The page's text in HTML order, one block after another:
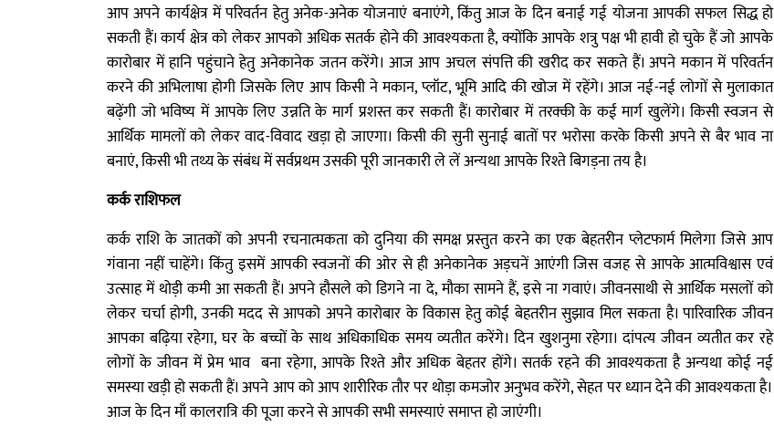
आप अपने कार्यक्षेत्र में परिवर्तन हेतु अनेक-अनेक योजनाएं बनाएंगे, किंतु आज के दिन बनाई गई योजना आपकी सफल सिद्ध हो
सकती हैं। कार्य क्षेत्र को लेकर आपको अधिक सतर्क होने की आवश्यकता है, क्योंकि आपके शत्रु पक्ष भी हावी हो चुके हैं जो आपके
कारोबार में हानि पहुंचाने हेतु अनेकानेक जतन करेंगे। आज आप अचल संपत्ति की खरीद कर सकते हैं। अपने मकान में परिवर्तन
करने की अभिलाषा होगी जिसके लिए आप किसी ने मकान, प्लॉट, भूमि आदि की खोज में रहेंगे। आज नई-नई लोगों से मुलाकात
बढ़ेंगी जो भविष्य में आपके लिए उन्नति के मार्ग प्रशस्त कर सकती हैं। कारोबार में तरक्की के कई मार्ग खुलेंगे। किसी स्वजन से
आर्थिक मामलों को लेकर वाद-विवाद खड़ा हो जाएगा। किसी की सुनी सुनाई बातों पर भरोसा करके किसी अपने से बैर भाव ना
बनाएं, किसी भी तथ्य के संबंध में सर्वप्रथम उसकी पूरी जानकारी ले लें अन्यथा आपके रिश्ते बिगड़ना तय है।
कर्क राशिफल
कर्क राशि के जातकों को अपनी रचनात्मकता को दुनिया की समक्ष प्रस्तुत करने का एक बेहतरीन प्लेटफार्म मिलेगा जिसे आप
गंवाना नहीं चाहेंगे। किंतु इसमें आपकी स्वजनों की ओर से ही अनेकानेक अड़चनें आएंगी जिस वजह से आपके आत्मविश्वास एवं
उत्साह में थोड़ी कमी आ सकती हैं। अपने हौसले को डिगने ना दे, मौका सामने हैं, इसे ना गवाएं। जीवनसाथी से आर्थिक मसलों को
लेकर चर्चा होगी, उनकी मदद से आपको अपने कारोबार के विकास हेतु कोई बेहतरीन सुझाव मिल सकता है। पारिवारिक जीवन
आपका बढ़िया रहेगा, घर के बच्चों के साथ अधिकाधिक समय व्यतीत करेंगे। दिन खुशनुमा रहेगा। दांपत्य जीवन व्यतीत कर रहे
लोगों के जीवन में प्रेम भाव बना रहेगा, आपके रिश्ते और अधिक बेहतर होंगे। सतर्क रहने की आवश्यकता है अन्यथा कोई नई
समस्या खड़ी हो सकती हैं। अपने आप को आप शारीरिक तौर पर थोड़ा कमजोर अनुभव करेंगे, सेहत पर ध्यान देने की आवश्यकता है।
आज के दिन माँ कालरात्रि की पूजा करने से आपकी सभी समस्याएं समाप्त हो जाएंगी।